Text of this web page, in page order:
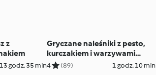
z
13 godz. 35 min
Gryczane naleśniki z pesto,
kurczakiem i warzywami
gotowanymi na parze
4 (89) 1 godz. 10 min